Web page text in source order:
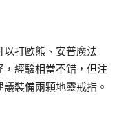
打歐熊、安普魔法
經驗相當不錯，但注
裝備兩顆地靈戒指。